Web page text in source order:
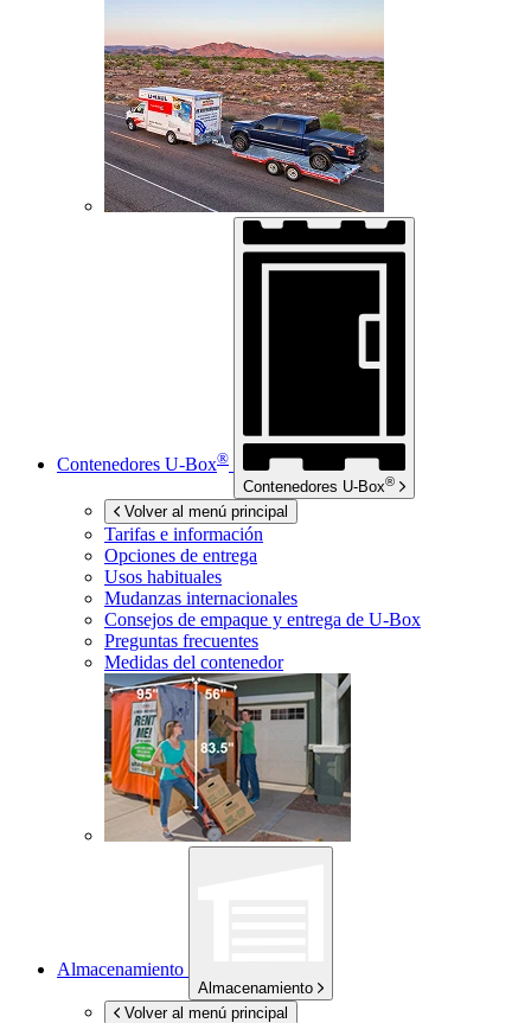
Contenedores U-Box®
Contenedores U-Box®
Volver al menú principal
Tarifas e información
Opciones de entrega
Usos habituales
Mudanzas internacionales
Consejos de empaque y entrega de U-Box
Preguntas frecuentes
Medidas del contenedor
Almacenamiento
Almacenamiento
Volver al menú principal